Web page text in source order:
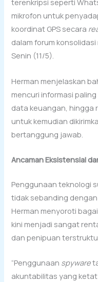
terenkripsi seperti
mikrofon untuk
koordinat GPS secara
dalam forum
Senin (11/5).
Herman menjelaskan
mencuri informasi
data keuangan, hingga
untuk kemudian
bertanggung jawab.
Ancaman Eksistensial
Penggunaan teknologi
tidak sebanding
Herman menyoroti
kini menjadi sangat
dan penipuan
“Penggunaan spyware
akuntabilitas yang